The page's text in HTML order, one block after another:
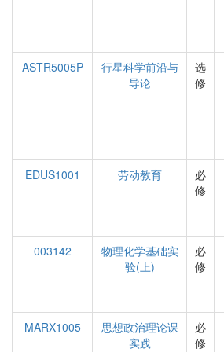
ASTR5005P
行星科学前沿与
导论
选
修
EDUS1001
劳动教育
必
修
003142
物理化学基础实
验(上)
必
修
MARX1005
思想政治理论课
实践
必
修